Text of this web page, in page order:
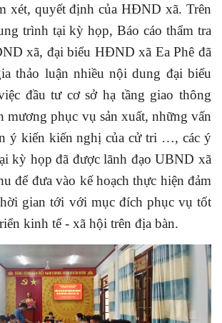
xét, quyết định của HĐND xã. Trên
trình tại kỳ họp, Báo cáo thẩm tra
xã, đại biểu HĐND xã Ea Phê đã
thảo luận nhiều nội dung đại biểu
đầu tư cơ sở hạ tầng giao thông
mương phục vụ sản xuất, những vấn
ý kiến kiến nghị của cử tri …, các ý
kỳ họp đã được lãnh đạo UBND xã
để đưa vào kế hoạch thực hiện đảm
gian tới với mục đích phục vụ tốt
kinh tế - xã hội trên địa bàn.